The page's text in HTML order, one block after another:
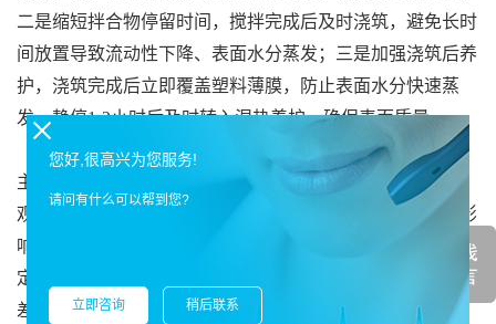
二是缩短拌合物停留时间，搅拌完成后及时浇筑，避免长时
间放置导致流动性下降、表面水分蒸发；三是加强浇筑后养
护，浇筑完成后立即覆盖塑料薄膜，防止表面水分快速蒸
发，静停1-2小时后及时转入湿热养护，确保表面质量。
安装精度不足，是UHPC预制构件施工中常见的问题，
主要表现为构件拼接错位、板缝不均匀，不仅影响建筑外
观，还会降低幕墙、桥梁等结构的密封性和防水性，甚至影
响结构安全性。出现这一问题的主要原因是模具精度不足、
定位工具不精准，或施工人员操作不规范，导致构件尺寸偏
差、安装错位。
您好,很高兴为您服务!
请问有什么可以帮到您?
立即咨询 稍后联系